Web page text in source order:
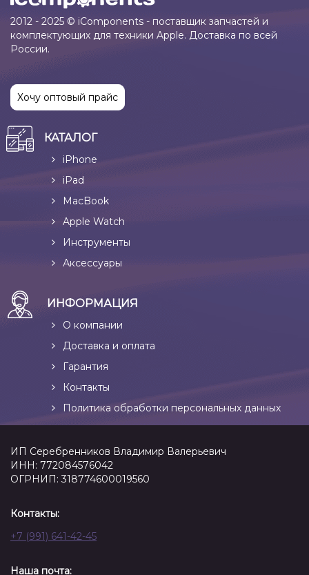
2012 - 2025 © iComponents - поставщик запчастей и
комплектующих для техники Apple. Доставка по всей
России.
Хочу оптовый прайс
КАТАЛОГ
iPhone
iPad
MacBook
Apple Watch
Инструменты
Аксессуары
ИНФОРМАЦИЯ
О компании
Доставка и оплата
Гарантия
Контакты
Политика обработки персональных данных
ИП Серебренников Владимир Валерьевич
ИНН: 772084576042
ОГРНИП: 318774600019560
Контакты:
+7 (991) 641-42-45
Наша почта: